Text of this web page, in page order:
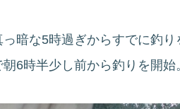
暗な5時過ぎからすでに釣
6時半少し前から釣りを開始